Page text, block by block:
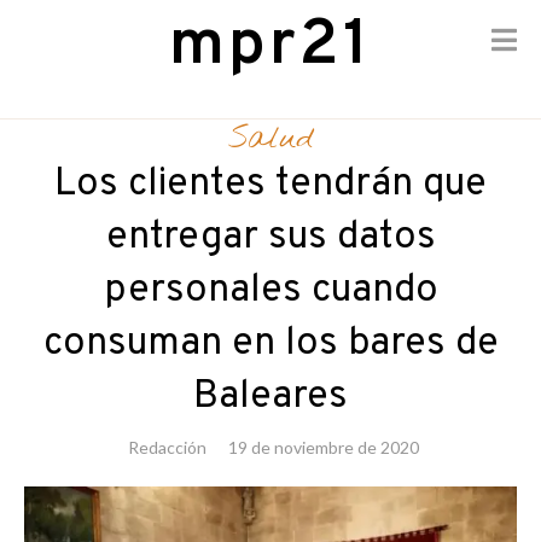
content
mpr21
Salud
Los clientes tendrán que
entregar sus datos
personales cuando
consuman en los bares de
Baleares
Redacción 19 de noviembre de 2020